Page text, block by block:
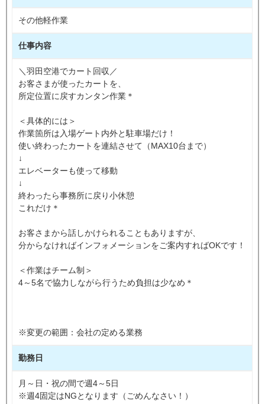
その他軽作業
仕事内容
＼羽田空港でカート回収／
お客さまが使ったカートを、
所定位置に戻すカンタン作業＊
＜具体的には＞
作業箇所は入場ゲート内外と駐車場だけ！
使い終わったカートを連結させて（MAX10台まで）
↓
エレベーターも使って移動
↓
終わったら事務所に戻り小休憩
これだけ＊
お客さまから話しかけられることもありますが、
分からなければインフォメーションをご案内すればOKです！
＜作業はチーム制＞
4～5名で協力しながら行うため負担は少なめ＊
※変更の範囲：会社の定める業務
勤務日
月～日・祝の間で週4～5日
※週4固定はNGとなります（ごめんなさい！）